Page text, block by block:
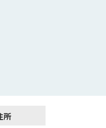
所